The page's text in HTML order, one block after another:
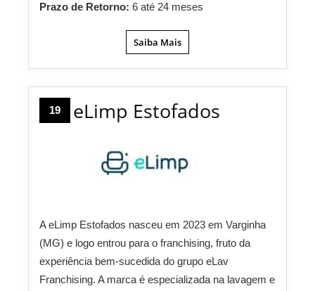
Prazo de Retorno: 6 até 24 meses
Saiba Mais
19 eLimp Estofados
A eLimp Estofados nasceu em 2023 em Varginha
(MG) e logo entrou para o franchising, fruto da
experiência bem-sucedida do grupo eLav
Franchising. A marca é especializada na lavagem e